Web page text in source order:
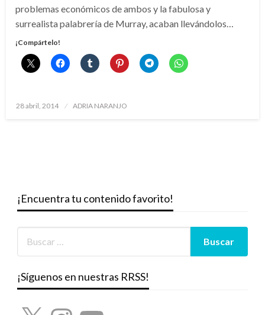
problemas económicos de ambos y la fabulosa y
surrealista palabrería de Murray, acaban llevándolos…
¡Compártelo!
Publicado
28 abril, 2014 ADRIA NARANJO
¡Encuentra tu contenido favorito!
¡Síguenos en nuestras RRSS!
X InstagramYouTube